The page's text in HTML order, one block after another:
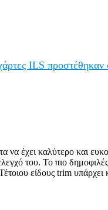
ILS προστέθηκαν
να έχει καλύτερο και
του. Το πιο
είδους trim